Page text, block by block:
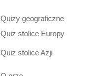
Quizy geograficzne
Quiz stolice Europy
Quiz stolice Azji